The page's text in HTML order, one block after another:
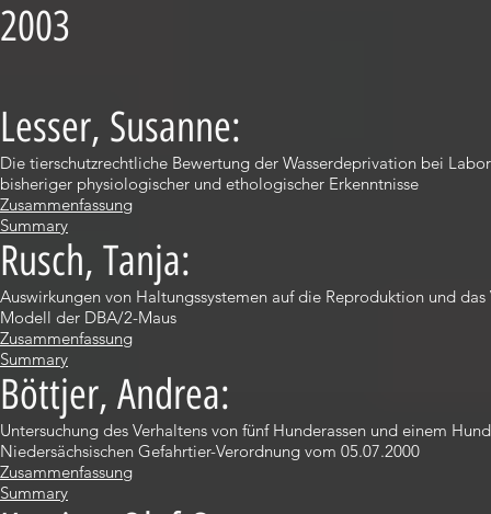
2003
Lesser, Susanne:
Die tierschutzrechtliche Bewertung der Wasserdeprivation bei
bisheriger physiologischer und ethologischer Erkenntnisse
Zusammenfassung
Summary
Rusch, Tanja:
Auswirkungen von Haltungssystemen auf die Reproduktion und
Modell der DBA/2-Maus
Zusammenfassung
Summary
Böttjer, Andrea:
Untersuchung des Verhaltens von fünf Hunderassen und einem
Niedersächsischen Gefahrtier-Verordnung vom 05.07.2000
Zusammenfassung
Summary